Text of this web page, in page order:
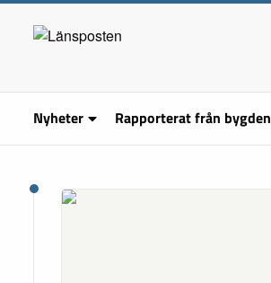
Nyheter Rapporterat från bygden